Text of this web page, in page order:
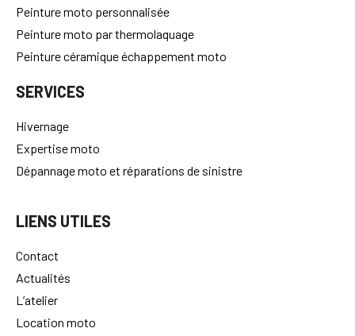
Peinture moto personnalisée
Peinture moto par thermolaquage
Peinture céramique échappement moto
SERVICES
Hivernage
Expertise moto
Dépannage moto et réparations de sinistre
LIENS UTILES
Contact
Actualités
L’atelier
Location moto